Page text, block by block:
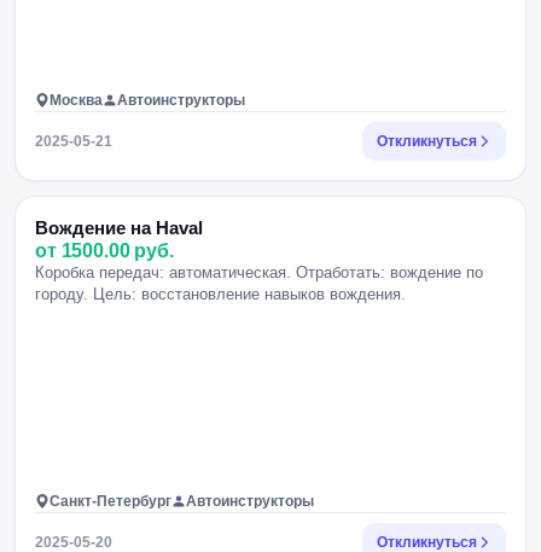
Москва Автоинструкторы
2025-05-21 Откликнуться
Вождение на Haval
от 1500.00 руб.
Коробка передач: автоматическая. Отработать: вождение по
городу. Цель: восстановление навыков вождения.
Санкт-Петербург Автоинструкторы
2025-05-20 Откликнуться